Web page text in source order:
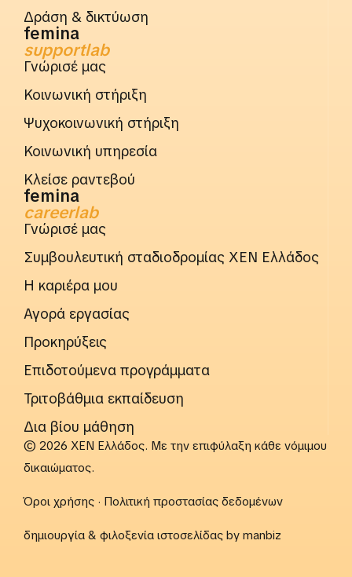
Δράση & δικτύωση
femina
supportlab
Γνώρισέ μας
Κοινωνική στήριξη
Ψυχοκοινωνική στήριξη
Κοινωνική υπηρεσία
Κλείσε ραντεβού
femina
careerlab
Γνώρισέ μας
Συμβουλευτική σταδιοδρομίας ΧΕΝ Ελλάδος
Η καριέρα μου
Αγορά εργασίας
Προκηρύξεις
Επιδοτούμενα προγράμματα
Τριτοβάθμια εκπαίδευση
Δια βίου μάθηση
© 2026 ΧΕΝ Ελλάδος. Με την επιφύλαξη κάθε νόμιμου
δικαιώματος.
Όροι χρήσης · Πολιτική προστασίας δεδομένων
δημιουργία & φιλοξενία ιστοσελίδας by manbiz